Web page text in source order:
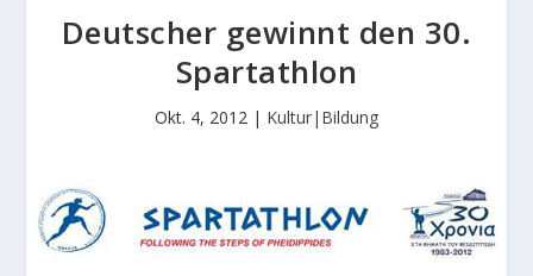
Deutscher gewinnt den 30.
Spartathlon
Okt. 4, 2012 | Kultur|Bildung